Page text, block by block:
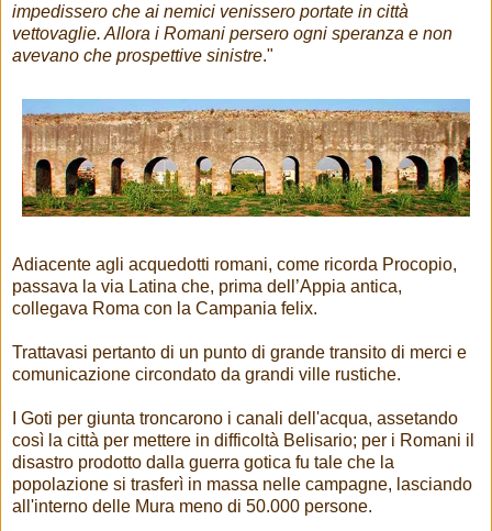
impedissero che ai nemici venissero portate in città
vettovaglie. Allora i Romani persero ogni speranza e non
avevano che prospettive sinistre."
Adiacente agli acquedotti romani, come ricorda Procopio,
passava la via Latina che, prima dell’Appia antica,
collegava Roma con la Campania felix.
Trattavasi pertanto di un punto di grande transito di merci e
comunicazione circondato da grandi ville rustiche.
I Goti per giunta troncarono i canali dell'acqua, assetando
così la città per mettere in difficoltà Belisario; per i Romani il
disastro prodotto dalla guerra gotica fu tale che la
popolazione si trasferì in massa nelle campagne, lasciando
all'interno delle Mura meno di 50.000 persone.